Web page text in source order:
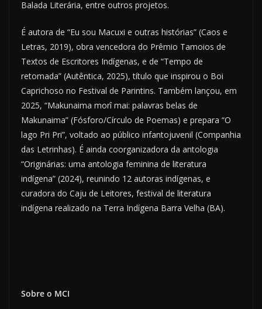
Balada Literária, entre outros projetos.
É autora de “Eu sou Macuxi e outras histórias” (Caos e
Letras, 2019), obra vencedora do Prêmio Tamoios de
Textos de Escritores Indígenas, e de “Tempo de
retomada” (Autêntica, 2025), título que inspirou o Boi
Caprichoso no Festival de Parintins. Também lançou, em
2025, “Makunaima morî mai: palavras belas de
Makunaima” (Fósforo/Círculo de Poemas) e prepara “O
lago Pri Pri”, voltado ao público infantojuvenil (Companhia
das Letrinhas). É ainda coorganizadora da antologia
“Originárias: uma antologia feminina de literatura
indígena” (2024), reunindo 12 autoras indígenas, e
curadora do Caju de Leitores, festival de literatura
indígena realizado na Terra Indígena Barra Velha (BA).
Sobre o MCI